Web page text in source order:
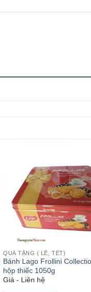
QUÀ TẶNG ( LỄ, TẾT)
Bánh Lago Frollini
hộp thiếc 1050g
Giá - Liên hệ